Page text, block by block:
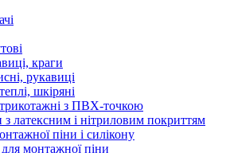
краги
рукавиці
шкіряні
з ПВХ-точкою
з латексним і нітриловим покриттям
піни і силікону
монтажної піни